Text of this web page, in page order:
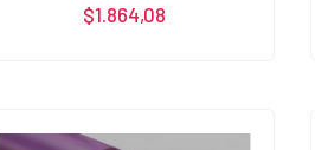
$1.864,08